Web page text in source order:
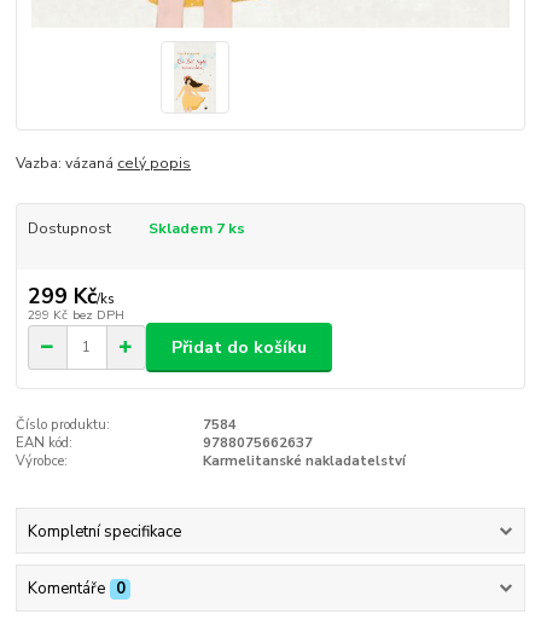
Vazba: vázaná celý popis
Dostupnost Skladem 7 ks
299 Kč/ks
299 Kč bez DPH
Přidat do košíku
Číslo produktu:
7584
EAN kód:
9788075662637
Výrobce:
Karmelitanské nakladatelství
Kompletní specifikace
Komentáře 0